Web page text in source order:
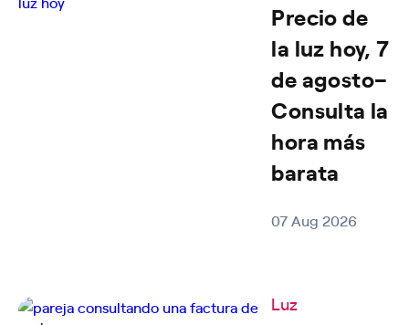
Precio de
la luz hoy, 7
de agosto–
Consulta la
hora más
barata
07 Aug 2026
Luz